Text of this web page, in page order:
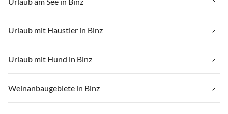
Urlaub mit Haustier in Binz
Urlaub mit Hund in Binz
Weinanbaugebiete in Binz